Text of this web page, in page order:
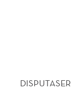
DISPUTASER